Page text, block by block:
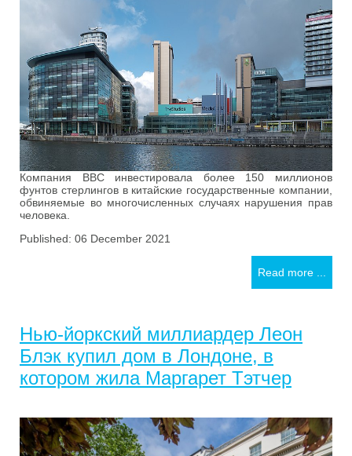
Компания BBC инвестировала более 150 миллионов
фунтов стерлингов в китайские государственные компании,
обвиняемые во многочисленных случаях нарушения прав
человека.
Published: 06 December 2021
Read more ...
Нью-йоркский миллиардер Леон
Блэк купил дом в Лондоне, в
котором жила Маргарет Тэтчер